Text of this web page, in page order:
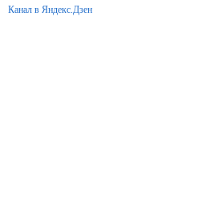
Канал в Яндекс.Дзен